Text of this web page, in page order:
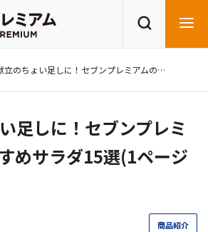
レシピを探す
献立のちょい足しに！セブンプレミアムのおすすめサラダ15選
足しに！セブンプレミ
めサラダ15選(1ページ
商品紹介